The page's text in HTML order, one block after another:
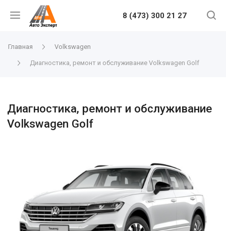
8 (473) 300 21 27
Главная Volkswagen
Диагностика, ремонт и обслуживание Volkswagen Golf
Диагностика, ремонт и обслуживание
Volkswagen Golf